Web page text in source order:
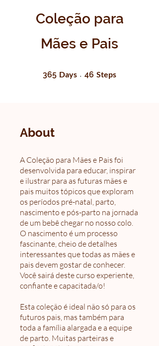
Coleção para
Mães e Pais
365 Days 365 Days
46 Steps
About
A Coleção para Mães e Pais foi
desenvolvida para educar, inspirar
e ilustrar para as futuras mães e
pais muitos tópicos que exploram
os períodos pré-natal, parto,
nascimento e pós-parto na jornada
de um bebê chegar no nosso colo.
O nascimento é um processo
fascinante, cheio de detalhes
interessantes que todas as mães e
pais devem gostar de conhecer.
Você sairá deste curso experiente,
confiante e capacitada/o!
Esta coleção é ideal não só para os
futuros pais, mas também para
toda a família alargada e a equipe
de parto. Muitas parteiras e